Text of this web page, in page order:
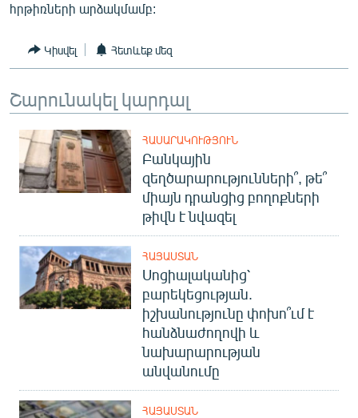
ՏԵՍԱՆՅՈՒԹԵՐ
ԲԱՆԱՎԵՃ
ՁԳՏԵԼՈՎ ԼԱՎԱԳՈՒՅՆԻՆ
ՓՈԴՔԱՍԹ
Հայերեն
English
ՀԵՏԵՎԵՔ ՄԵԶ
«Ազատության» բոլոր կայքերը
հրթիռների արձակմամբ:
Կիսվել Հետևեք մեզ
Շարունակել կարդալ
ՀԱՍԱՐԱԿՈՒԹՅՈՒՆ
Բանկային
զեղծարարությունների՞, թե՞
միայն դրանցից բողոքների
թիվն է նվազել
ՀԱՅԱՍՏԱՆ
Սոցիալականից՝
բարեկեցության.
իշխանությունը փոխո՞ւմ է
հանձնաժողովի և
նախարարության
անվանումը
ՀԱՅԱՍՏԱՆ